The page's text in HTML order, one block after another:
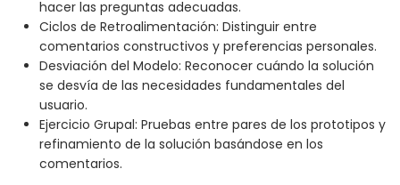
hacer las preguntas adecuadas.
Ciclos de Retroalimentación: Distinguir entre
comentarios constructivos y preferencias personales.
Desviación del Modelo: Reconocer cuándo la solución
se desvía de las necesidades fundamentales del
usuario.
Ejercicio Grupal: Pruebas entre pares de los prototipos y
refinamiento de la solución basándose en los
comentarios.